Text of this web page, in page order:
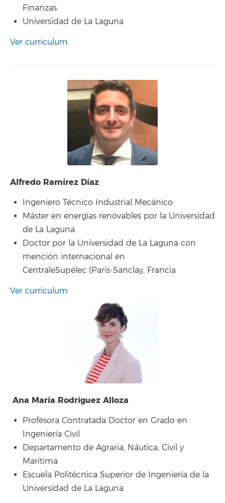
Finanzas.
Universidad de La Laguna
Ver curriculum
Alfredo Ramírez Díaz
Ingeniero Técnico Industrial Mecánico
Máster en energías renovables por la Universidad
de La Laguna.
Doctor por la Universidad de La Laguna con
mención internacional en
CentraleSupélec (Paris-Sanclay, Francia
Ver curriculum
Ana María Rodríguez Alloza
Profesora Contratada Doctor en Grado en
Ingeniería Civil
Departamento de Agraria, Náutica, Civil y
Marítima
Escuela Politécnica Superior de Ingeniería de la
Universidad de La Laguna